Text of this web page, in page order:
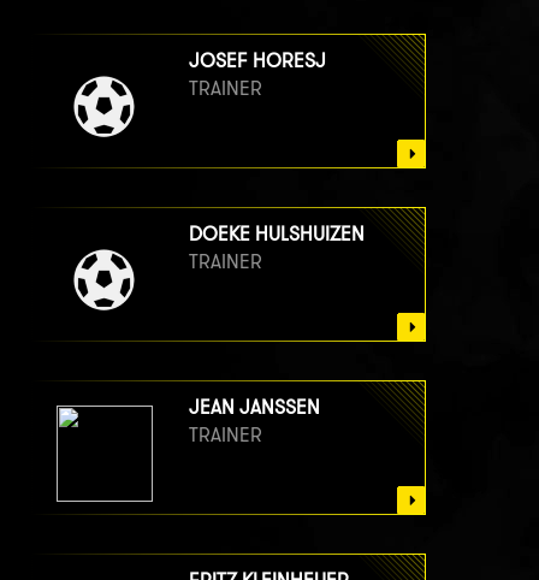
JOSEF HORESJ
TRAINER
DOEKE HULSHUIZEN
TRAINER
JEAN JANSSEN
TRAINER